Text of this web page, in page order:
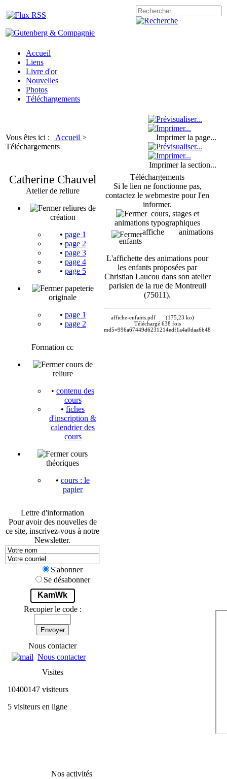
Accueil
Liens
Livre d'or
Nouvelles
Photos
Téléchargements
Vous êtes ici : Accueil >
Téléchargements
Imprimer la page...
Imprimer la section...
Catherine Chauvel
Atelier de reliure
reliures de
création
• page 1
• page 2
• page 3
• page 4
• page 5
papeterie
originale
• page 1
• page 2
Formation cc
cours de
reliure
• contenu des
cours
• fiches
d'inscription &
calendrier des
cours
cours
théoriques
• cours : le
papier
Lettre d'information
Pour avoir des nouvelles de
ce site, inscrivez-vous à notre
Newsletter.
S'abonner
Se désabonner
KamWk
Recopier le code :
Envoyer
Nous contacter
Nous contacter
Visites
10400147 visiteurs
5 visiteurs en ligne
Téléchargements
Si le lien ne fonctionne pas,
contactez le webmestre pour l'en
informer.
cours, stages et
animations typographiques
affiche animations
enfants
L'affichette des animations pour
les enfants proposées par
Christian Laucou dans son atelier
parisien de la rue de Montreuil
(75011).
affiche-enfants.pdf
(175,23 ko)
Téléchargé 638 fois
md5=996a67449d6231214edf1a4a0daa6b48
Nos activités